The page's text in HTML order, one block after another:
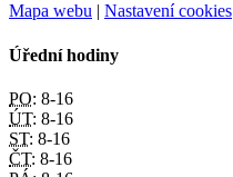
Mapa webu | Nastavení cookies
Úřední hodiny
PO: 8-16
ÚT: 8-16
ST: 8-16
ČT: 8-16